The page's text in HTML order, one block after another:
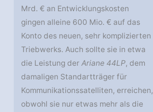
Mrd. € an Entwicklungskosten
gingen alleine 600 Mio. € auf das
Konto des neuen, sehr komplizierten
Triebwerks. Auch sollte sie in etwa
die Leistung derAriane 44LP, dem
damaligen Standartträger für
Kommunikationssatelliten, erreichen,
obwohl sie nur etwas mehr als die